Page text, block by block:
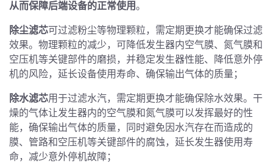
从而保障后端设备的正常使用。
除尘滤芯可过滤粉尘等物理颗粒，需定期更换才能确保过滤
效果。物理颗粒的减少，可降低发生器内空气膜、氮气膜和
空压机等关键部件的磨损，并稳定发生器性能、降低意外停
机的风险，延长设备使用寿命、确保输出气体的质量；
除水滤芯用于过滤水汽，需定期更换才能确保除水效果。干
燥的气体让发生器内的空气膜和氮气膜可以发挥最好的性
能，确保输出气体的质量，同时避免因水汽存在而造成的
膜、管路和空压机等关键部件的腐蚀，延长发生器使用寿
命，减少意外停机故障；